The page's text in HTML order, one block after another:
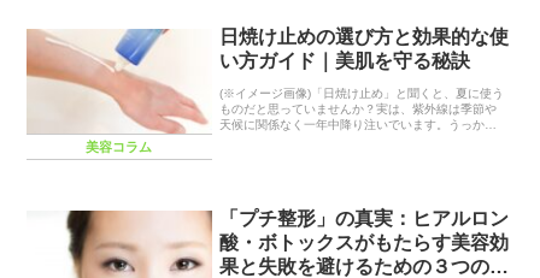
美容コラム
日焼け止めの選び方と効果的な使
い方ガイド｜美肌を守る秘訣
(※イメージ画像)「日焼け止め」と聞くと、夏に使う
ものだと思っていませんか？実は、紫外線は季節や
天候に関係なく一年中降り注いでいます。うっかり
「プチ整形」の真実：ヒアルロン
酸・ボトックスがもたらす美容効
果と失敗を避けるための３つの法